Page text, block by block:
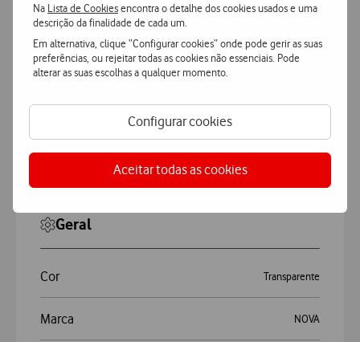
Na Lista de Cookiesencontra o detalhe dos cookies usados e uma
descrição da finalidade de cada um.
Em alternativa, clique “Configurar cookies” onde pode gerir as suas
preferências, ou rejeitar todas as cookies não essenciais. Pode
alterar as suas escolhas a qualquer momento.
Configurar cookies
Aceitar todas as cookies
Características
NOVA Capa Crystal Magsafe Samsung Galaxy
Geral
Cor Transparente
Marca NOVA